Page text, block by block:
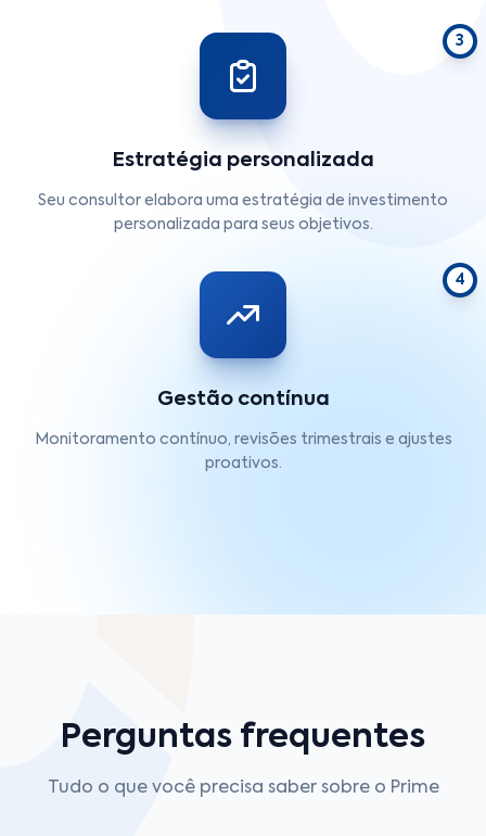
3
Estratégia personalizada
Seu consultor elabora uma estratégia de investimento
personalizada para seus objetivos.
4
Gestão contínua
Monitoramento contínuo, revisões trimestrais e ajustes
proativos.
Perguntas frequentes
Tudo o que você precisa saber sobre o Prime